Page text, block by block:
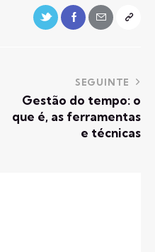
SEGUINTE
Gestão do tempo: o
que é, as ferramentas
e técnicas